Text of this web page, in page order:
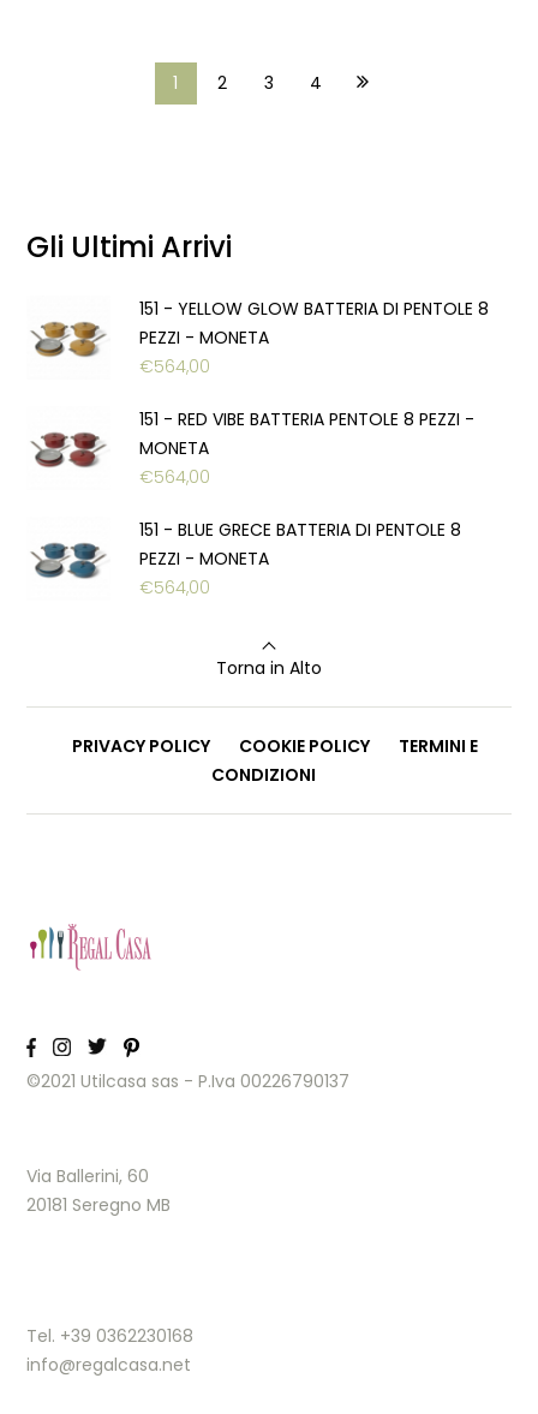
1 2 3 4
Gli Ultimi Arrivi
151 - YELLOW GLOW BATTERIA DI PENTOLE 8
PEZZI - MONETA
€564,00
151 - RED VIBE BATTERIA PENTOLE 8 PEZZI -
MONETA
€564,00
151 - BLUE GRECE BATTERIA DI PENTOLE 8
PEZZI - MONETA
€564,00
Torna in Alto
PRIVACY POLICY COOKIE POLICY
TERMINI E
CONDIZIONI
©2021 Utilcasa sas - P.Iva 00226790137
Via Ballerini, 60
20181 Seregno MB
Tel. +39 0362230168
info@regalcasa.net